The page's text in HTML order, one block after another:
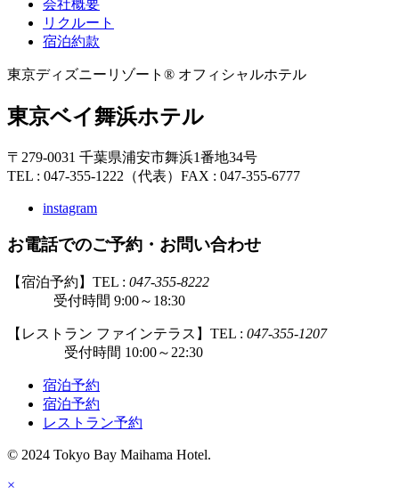
会社概要
リクルート
宿泊約款
東京ディズニーリゾート® オフィシャルホテル
東京ベイ舞浜ホテル
〒279-0031 千葉県浦安市舞浜1番地34号
TEL : 047-355-1222（代表） FAX : 047-355-6777
instagram
お電話でのご予約・お問い合わせ
【宿泊予約】TEL : 047-355-8222
受付時間 9:00～18:30
【レストラン ファインテラス】TEL : 047-355-1207
受付時間 10:00～22:30
宿泊予約
宿泊予約
レストラン予約
© 2024 Tokyo Bay Maihama Hotel.
×